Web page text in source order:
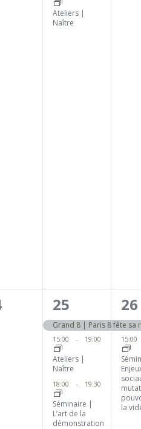
Ateliers |
Naître
3
25
15:00 - 19:00
Ateliers |
Naître
18:00 - 19:30
Séminaire |
L’art de la
démonstration
2
26
la